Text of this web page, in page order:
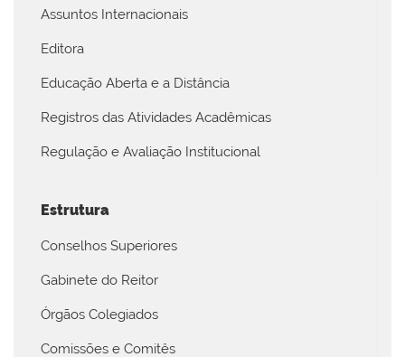
Assuntos Internacionais
Editora
Educação Aberta e a Distância
Registros das Atividades Acadêmicas
Regulação e Avaliação Institucional
Estrutura
Conselhos Superiores
Gabinete do Reitor
Órgãos Colegiados
Comissões e Comitês